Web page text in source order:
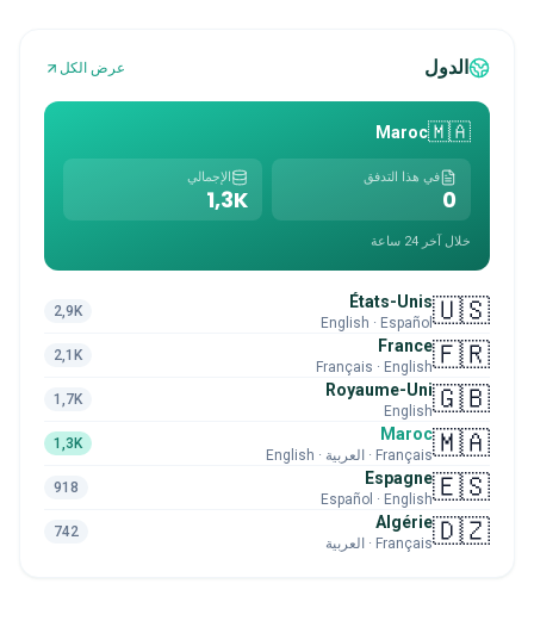
الدول عرض الكل
🇲🇦
Maroc
في هذا التدفق
0
الإجمالي
1,3K
خلال آخر 24 ساعة
🇺🇸
États-Unis
English · Español
2,9K
🇫🇷
France
Français · English
2,1K
🇬🇧
Royaume-Uni
English
1,7K
🇲🇦
Maroc
Français · العربية · English
1,3K
🇪🇸
Espagne
Español · English
918
🇩🇿
Algérie
Français · العربية
742